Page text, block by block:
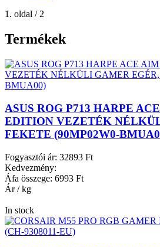
1. oldal / 2
Termékek
ASUS ROG P713 HARPE
EDITION VEZETÉK
FEKETE (90MP02W0-
Fogyasztói ár: 32893 Ft
Kedvezmény:
Áfa összege: 6993 Ft
Ár / kg
In stock